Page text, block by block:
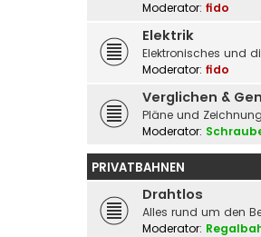
Moderator: fido
Elektrik
Elektronisches und
Moderator: fido
Verglichen &
Pläne und
Moderator:
PRIVATBAHNEN
Drahtlos
Alles rund um den
Moderator: